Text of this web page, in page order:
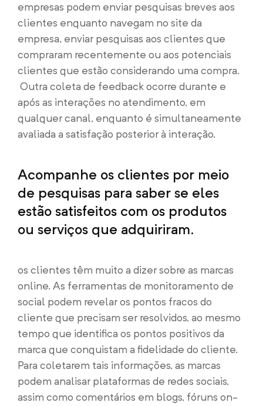
empresas podem enviar pesquisas breves aos
clientes enquanto navegam no site da
empresa, enviar pesquisas aos clientes que
compraram recentemente ou aos potenciais
clientes que estão considerando uma compra.
Outra coleta de feedback ocorre durante e
após as interações no atendimento, em
qualquer canal, enquanto é simultaneamente
avaliada a satisfação posterior à interação.
Acompanhe os clientes por meio
de pesquisas para saber se eles
estão satisfeitos com os produtos
ou serviços que adquiriram.
os clientes têm muito a dizer sobre as marcas
online. As ferramentas de monitoramento de
social podem revelar os pontos fracos do
cliente que precisam ser resolvidos, ao mesmo
tempo que identifica os pontos positivos da
marca que conquistam a fidelidade do cliente.
Para coletarem tais informações, as marcas
podem analisar plataformas de redes sociais,
assim como comentários em blogs, fóruns on-